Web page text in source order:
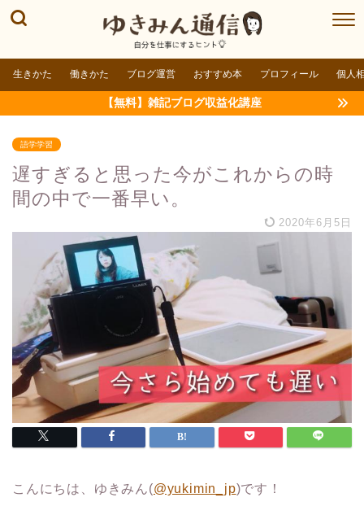
生きかた 働きかた ブログ運営 おすすめ本 プロフィール 個人
【無料】雑記ブログ収益化講座
語学学習
遅すぎると思った今がこれからの時
間の中で一番早い。
2020年6月5日
こんにちは、ゆきみん(@yukimin_jp)です！